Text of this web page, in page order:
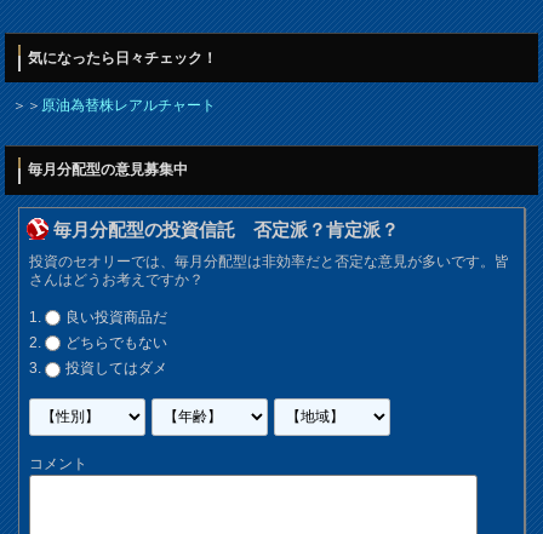
気になったら日々チェック！
＞＞原油為替株レアルチャート
毎月分配型の意見募集中
毎月分配型の投資信託 否定派？肯定派？
投資のセオリーでは、毎月分配型は非効率だと否定な意見が多いです。皆
さんはどうお考えですか？
良い投資商品だ
どちらでもない
投資してはダメ
コメント